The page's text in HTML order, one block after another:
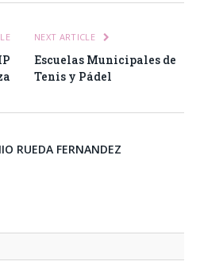
NEXT ARTICLE
Escuelas Municipales de
Tenis y Pádel
RUEDA FERNANDEZ